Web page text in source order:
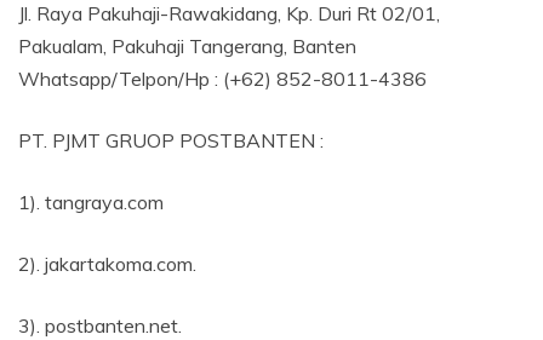
Jl. Raya Pakuhaji-Rawakidang, Kp. Duri Rt 02/01,
Pakualam, Pakuhaji Tangerang, Banten
Whatsapp/Telpon/Hp : (+62) 852-8011-4386
PT. PJMT GRUOP POSTBANTEN :
1). tangraya.com
2). jakartakoma.com.
3). postbanten.net.